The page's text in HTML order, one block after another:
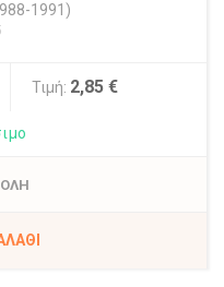
1991)
Τιμή: 2,85 €